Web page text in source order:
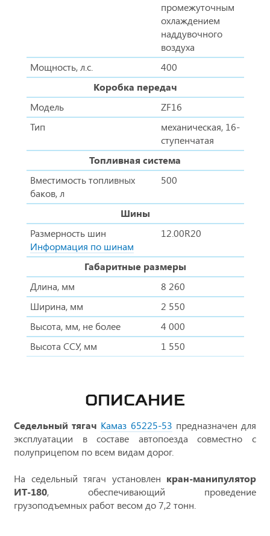
промежуточным
охлаждением
наддувочного
воздуха
Мощность, л.с.
400
Коробка передач
Модель
ZF16
Тип
механическая, 16-
ступенчатая
Топливная система
Вместимость топливных
баков, л
500
Шины
Размерность шин
Информация по шинам
12.00R20
Габаритные размеры
Длина, мм
8 260
Ширина, мм
2 550
Высота, мм, не более
4 000
Высота ССУ, мм
1 550
ОПИСАНИЕ
Седельный тягач Камаз 65225-53 предназначен для
эксплуатации в составе автопоезда совместно с
полуприцепом по всем видам дорог.
На седельный тягач установлен кран-манипулятор
ИТ-180, обеспечивающий проведение
грузоподъемных работ весом до 7,2 тонн.